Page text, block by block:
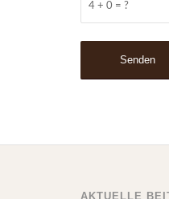
4 + 0 = ?
AKTUELLE